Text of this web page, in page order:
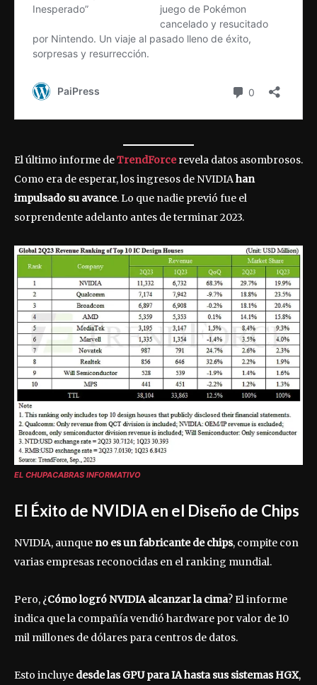
El último informe deTrendForcerevela datos asombrosos.
Como era de esperar, los ingresos de NVIDIAhan
impulsado su avance. Lo que nadie previó fue el
sorprendente adelanto antes de terminar 2023.
EL CHUPACABRAS INFORMATIVO
El Éxito de NVIDIA en el Diseño de Chips
NVIDIA, aunque no es un fabricante de chips, compite con
varias empresas reconocidas en el ranking mundial.
Pero, ¿Cómo logró NVIDIA alcanzar la cima? El informe
indica que la compañía vendió hardware por valor de 10
mil millones de dólares para centros de datos.
Esto incluye desde las GPU para IA hasta sus sistemas HGX,